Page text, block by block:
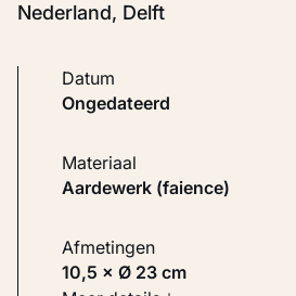
Nederland, Delft
Datum
ongedateerd
Materiaal
Aardewerk (faience)
Afmetingen
10,5 × Ø 23 cm